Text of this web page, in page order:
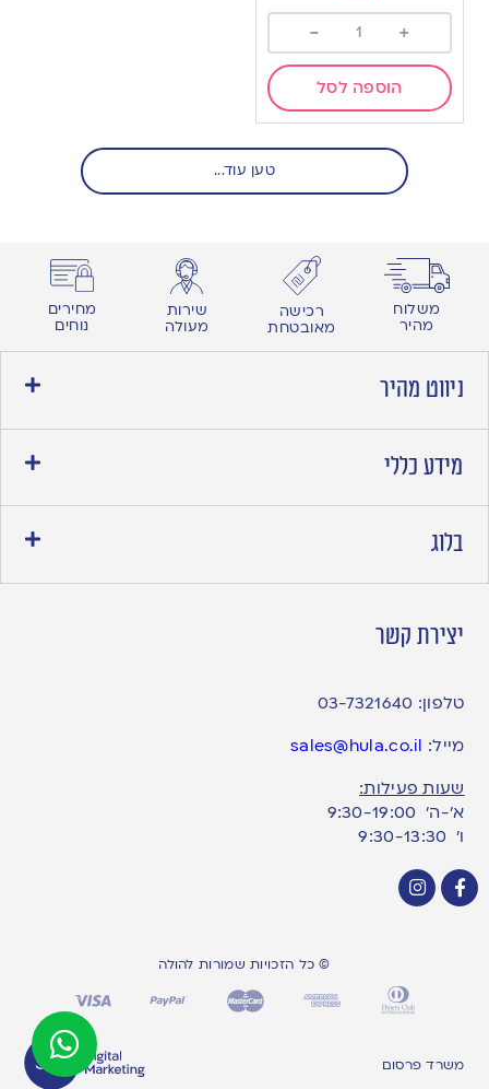
+
-
הוספה לסל
טען עוד...
משלוח
מהיר
רכישה
מאובטחת
שירות
מעולה
מחירים
נוחים
ניווט מהיר
מידע כללי
בלוג
יצירת קשר
טלפון: 03-7321640
מייל: sales@hula.co.il
שעות פעילות:
א’-ה’ 9:30-19:00
ו׳ 9:30-13:30
© כל הזכויות שמורות להולה
משרד פרסום